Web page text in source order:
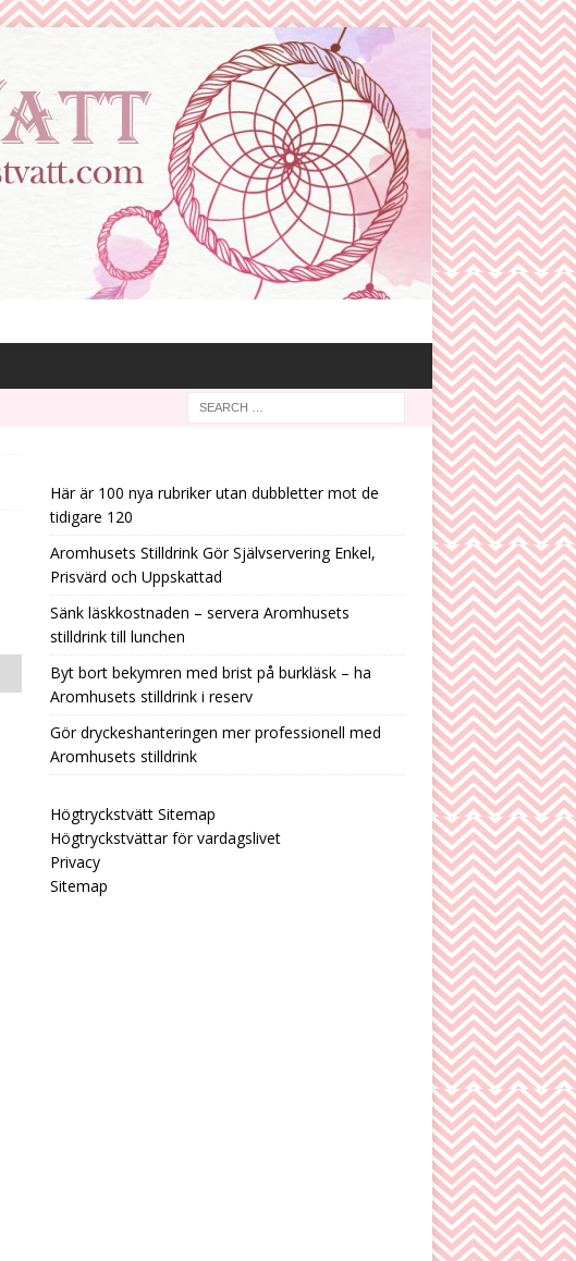
Här är 100 nya rubriker utan dubbletter mot de
tidigare 120
Aromhusets Stilldrink Gör Självservering Enkel,
Prisvärd och Uppskattad
Sänk läskkostnaden – servera Aromhusets
stilldrink till lunchen
Byt bort bekymren med brist på burkläsk – ha
Aromhusets stilldrink i reserv
Gör dryckeshanteringen mer professionell med
Aromhusets stilldrink
Högtryckstvätt Sitemap
Högtryckstvättar för vardagslivet
Privacy
Sitemap